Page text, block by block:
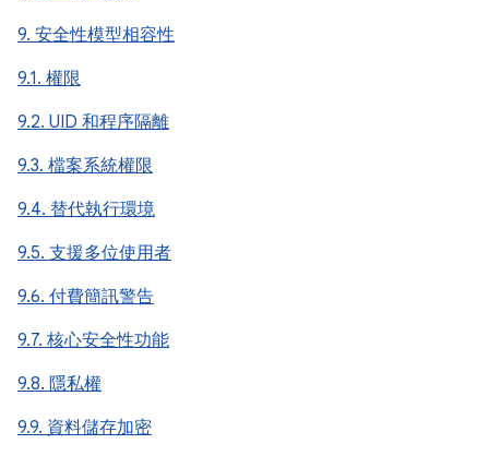
9. 安全性模型相容性
9.1. 權限
9.2. UID 和程序隔離
9.3. 檔案系統權限
9.4. 替代執行環境
9.5. 支援多位使用者
9.6. 付費簡訊警告
9.7. 核心安全性功能
9.8. 隱私權
9.9. 資料儲存加密